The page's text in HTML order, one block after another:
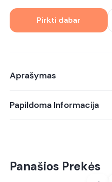
Pirkti dabar
Alternative:
Aprašymas
Papildoma Informacija
Panašios Prekės